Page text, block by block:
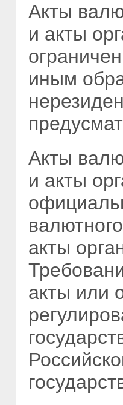
Акты
и акты
иным
Акты
и акты
акты
акты или